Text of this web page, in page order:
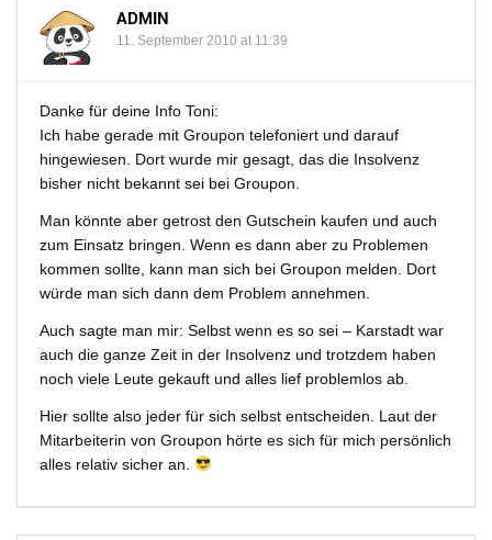
ADMIN
11. September 2010 at 11:39
Danke für deine Info Toni:
Ich habe gerade mit Groupon telefoniert und darauf
hingewiesen. Dort wurde mir gesagt, das die Insolvenz
bisher nicht bekannt sei bei Groupon.
Man könnte aber getrost den Gutschein kaufen und auch
zum Einsatz bringen. Wenn es dann aber zu Problemen
kommen sollte, kann man sich bei Groupon melden. Dort
würde man sich dann dem Problem annehmen.
Auch sagte man mir: Selbst wenn es so sei – Karstadt war
auch die ganze Zeit in der Insolvenz und trotzdem haben
noch viele Leute gekauft und alles lief problemlos ab.
Hier sollte also jeder für sich selbst entscheiden. Laut der
Mitarbeiterin von Groupon hörte es sich für mich persönlich
alles relativ sicher an.